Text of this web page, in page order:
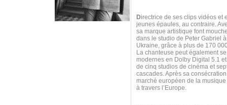
Directrice de ses clips vidéos et
jeunes épaules, au contraire.
sa marque artistique font
dans le studio de Peter Gabriel
Ukraine, grâce à plus de 170
La chanteuse peut également
modernes en Dolby Digital 5.1
de cinq studios de cinéma et
cascades. Après sa
marché européen de la
à travers l’Europe.